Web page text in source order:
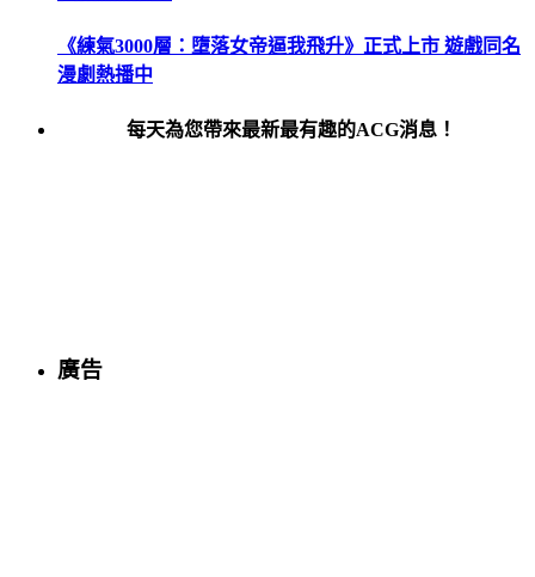
《練氣3000層：墮落女帝逼我飛升》正式上市 遊戲同名
漫劇熱播中
每天為您帶來最新最有趣的ACG消息！
廣告